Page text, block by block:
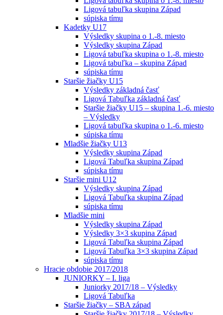
Ligová tabuľka skupina Západ
súpiska tímu
Kadetky U17
Výsledky skupina o 1.-8. miesto
Výsledky skupina Západ
Ligová tabuľka skupina o 1.-8. miesto
Ligová tabuľka – skupina Západ
súpiska tímu
Staršie žiačky U15
Výsledky základná časť
Ligová Tabuľka základná časť
Staršie žiačky U15 – skupina 1.-6. miesto
– Výsledky
Ligová tabuľka skupina o 1.-6. miesto
súpiska tímu
Mladšie žiačky U13
Výsledky skupina Západ
Ligová Tabuľka skupina Západ
súpiska tímu
Staršie mini U12
Výsledky skupina Západ
Ligová Tabuľka skupina Západ
súpiska tímu
Mladšie mini
Výsledky skupina Západ
Výsledky 3×3 skupina Západ
Ligová Tabuľka skupina Západ
Ligová Tabuľka 3×3 skupina Západ
súpiska tímu
Hracie obdobie 2017/2018
JUNIORKY – I. liga
Juniorky 2017/18 – Výsledky
Ligová Tabuľka
Staršie žiačky – SBA západ